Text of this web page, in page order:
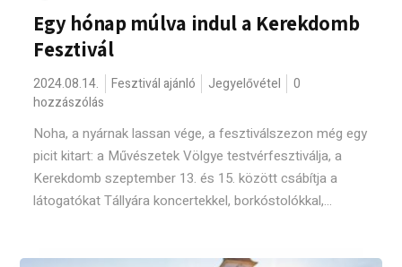
Egy hónap múlva indul a Kerekdomb
Fesztivál
2024.08.14. Fesztivál ajánló Jegyelővétel
0
hozzászólás
Noha, a nyárnak lassan vége, a fesztiválszezon még egy
picit kitart: a Művészetek Völgye testvérfesztiválja, a
Kerekdomb szeptember 13. és 15. között csábítja a
látogatókat Tállyára koncertekkel, borkóstolókkal,...